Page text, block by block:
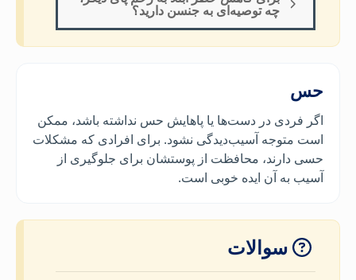
چه توصیه‌ای به جنسن دارید؟
حس
اگر فردی در دست‌ها یا پاهایش حس نداشته باشد، ممکن
است متوجه آسیب‌دیدگی نشود. برای افرادی که مشکلات
حسی دارند، محافظت از پوستشان برای جلوگیری از
آسیب به آن ایده خوبی است.
سوالات